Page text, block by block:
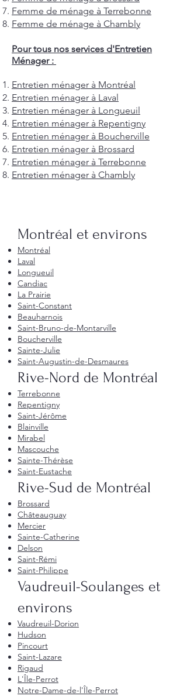
Femme de ménage à Terrebonne
Femme de ménage à Chambly
Pour tous nos services d'Entretien
Ménager :
Entretien ménager à Montréal
Entretien ménager à Laval
Entretien ménager à Longueuil
Entretien ménager à Repentigny
Entretien ménager à Boucherville
Entretien ménager à Brossard
Entretien ménager à Terrebonne
Entretien ménager à Chambly
Montréal et environs
Montréal
Laval
Longueuil
Candiac
La Prairie
Saint-Constant
Beauharnois
Saint-Bruno-de-Montarville
Boucherville
Sainte-Julie
Saint-Augustin-de-Desmaures
Rive-Nord de Montréal
Terrebonne
Repentigny
Saint-Jérôme
Blainville
Mirabel
Mascouche
Sainte-Thérèse
Saint-Eustache
Rive-Sud de Montréal
Brossard
Châteauguay
Mercier
Sainte-Catherine
Delson
Saint-Rémi
Saint-Philippe
Vaudreuil-Soulanges et
environs
Vaudreuil-Dorion
Hudson
Pincourt
Saint-Lazare
Rigaud
L'Île-Perrot
Notre-Dame-de-l'Île-Perrot